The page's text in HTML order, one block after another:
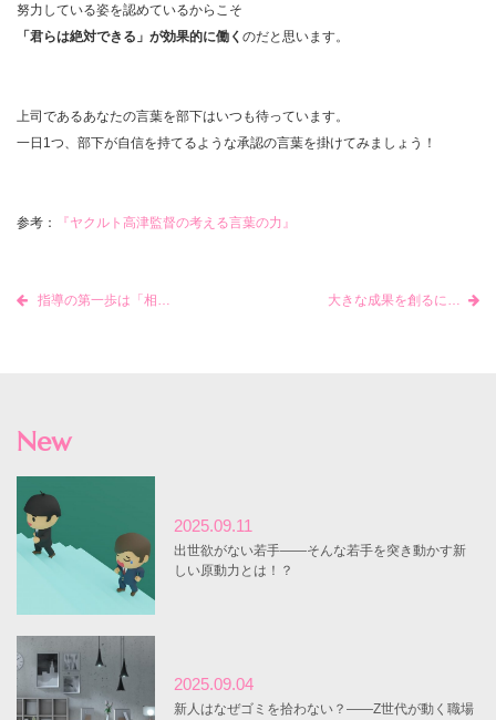
努力している姿を認めているからこそ
「君らは絶対できる」 が効果的に働く のだと思います。
上司であるあなたの言葉を部下はいつも待っています。
一日1つ、部下が自信を持てるような承認の言葉を掛けてみましょう！
参考： 『ヤクルト高津監督の考える言葉の力』
New
2025.09.11
出世欲がない若手――そんな若手を突き動かす新
しい原動力とは！？
2025.09.04
新人はなぜゴミを拾わない？――Z世代が動く職場